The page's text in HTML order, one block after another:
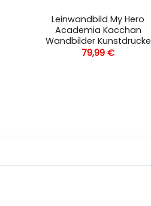
Leinwandbild My Hero
Academia Kacchan
Wandbilder Kunstdrucke
79,99€